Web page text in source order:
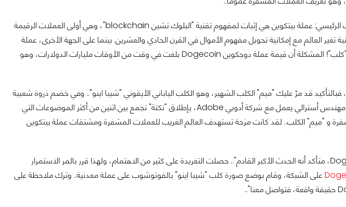
لكن أحد الاختلافات المهمة أو دعنا نقول إنه الاختلاف الرئيسي: عملة بيتكوين هي إثبات لمفهوم تقنية "البلوك تشين blockchain"، وهي أولى العملات الرقيمة
العالم مع إمكانية تحويل مفهوم الأموال في القرن الحادي والعشرين. بينما على الجهة الأخرى، عملة
دوجكوين Dogecoin هي عملة رقمية عليها صورة "كلب"! المشكلة أن قيمة عملة دوجكوين Dogecoin بلغت في وقت من الأوقات مليارات الدولارات، وهو
قد مرّ عليك "ميم" الكلب الشهير، وهو الكلب الياباني الأيقوني "شيبا اينو".. وفي خضم ذروة شعبية
الـ "ميم"، بنهاية عام 2013، قام جاكسون بالمر، وهو مهندس أسترالي يعمل مع شركة أدوبي Adobe، بإطلاق "نكتة" تجمع بين اثنين من أكثر الموضوعات التي
و "ميم" الكلب.. لقد كانت مزحة تستهدف العالم الغريب للعملات المشفرة ومشتقات عملة بيتكوين
: "الاستثمار في دوجكوين Dogecoin، متأكد أنه الحدث الأكبر القادم".. حصلت التغريدة على كثير من الاهتمام، ولهذا قرر بالمر الاستمرار
على الشبكة، وقام بوضع صورة كلب "شيبا اينو" بالفوتوشوب على عملة معدنية.. وترك ملاحظة على